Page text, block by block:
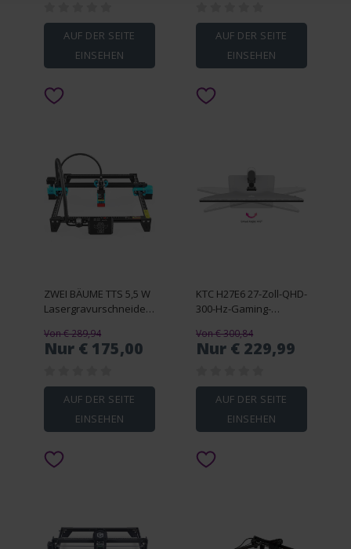
AUF DER SEITE
EINSEHEN
AUF DER SEITE
EINSEHEN
ZWEI BÄUME TTS 5,5 W
Lasergravurschneider,
komprimierter Punkt,
32-Bit-Mainboard, 40 W
APP-Steuerung, 300 *
300 mm
Von € 289,94
Nur € 175,00
AUF DER SEITE
EINSEHEN
KTC H27E6 27-Zoll-QHD-
300-Hz-Gaming-
Von € 300,84
Nur € 229,99
AUF DER SEITE
EINSEHEN